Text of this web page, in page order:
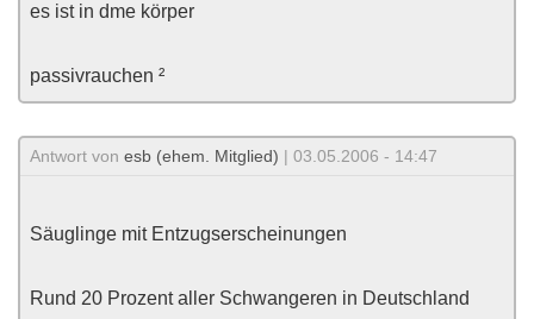
es ist in dme körper
passivrauchen ²
Antwort von esb (ehem. Mitglied) | 03.05.2006 - 14:47
Säuglinge mit Entzugserscheinungen
Rund 20 Prozent aller Schwangeren in Deutschland